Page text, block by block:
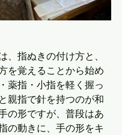
、指ぬきの付け方と、
を覚えることから始め
薬指・小指を軽く握っ
親指で針を持つのが和
の形ですが、普段はあ
の動きに、手の形をキ